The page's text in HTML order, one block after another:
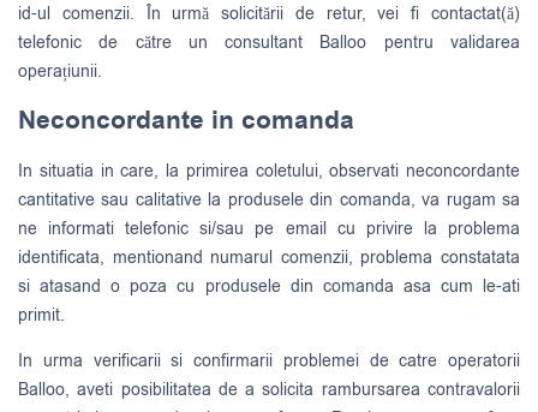
id-ul comenzii. În urmă solicitării de retur, vei fi contactat(ă)
telefonic de către un consultant Balloo pentru validarea
operațiunii.
Neconcordante in comanda
In situatia in care, la primirea coletului, observati neconcordante
cantitative sau calitative la produsele din comanda, va rugam sa
ne informati telefonic si/sau pe email cu privire la problema
identificata, mentionand numarul comenzii, problema constatata
si atasand o poza cu produsele din comanda asa cum le-ati
primit.
In urma verificarii si confirmarii problemei de catre operatorii
Balloo, aveti posibilitatea de a solicita rambursarea contravalorii